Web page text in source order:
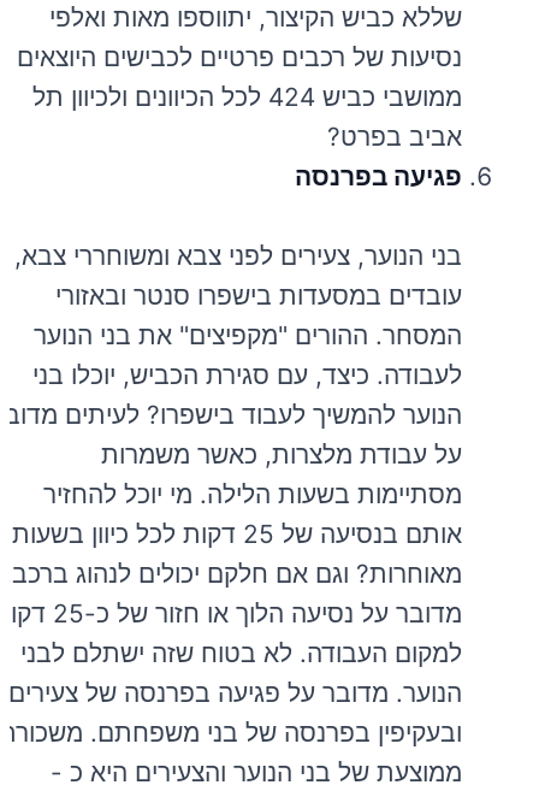
שללא כביש הקיצור, יתווספו מאות ואלפי
נסיעות של רכבים פרטיים לכבישים היוצאים
ממושבי כביש 424 לכל הכיוונים ולכיוון תל
אביב בפרט?
פגיעה בפרנסה
בני הנוער, צעירים לפני צבא ומשוחררי צבא,
עובדים במסעדות בישפרו סנטר ובאזורי
המסחר. ההורים "מקפיצים" את בני הנוער
לעבודה. כיצד, עם סגירת הכביש, יוכלו בני
הנוער להמשיך לעבוד בישפרו? לעיתים
על עבודת מלצרות, כאשר משמרות
מסתיימות בשעות הלילה. מי יוכל להחזיר
אותם בנסיעה של 25 דקות לכל כיוון בשעות
מאוחרות? וגם אם חלקם יכולים לנהוג ברכב,
מדובר על נסיעה הלוך או חזור של
למקום העבודה. לא בטוח שזה ישתלם לבני
הנוער. מדובר על פגיעה בפרנסה של צעירים,
ובעקיפין בפרנסה של בני משפחתם. משכורת
ממוצעת של בני הנוער והצעירים היא כ -